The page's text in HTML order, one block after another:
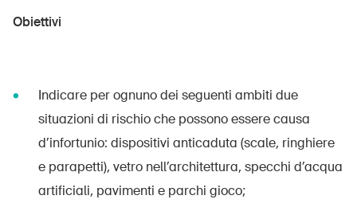
Obiettivi
Indicare per ognuno dei seguenti ambiti due
situazioni di rischio che possono essere causa
d’infortunio: dispositivi anticaduta (scale, ringhiere
e parapetti), vetro nell’architettura, specchi d’acqua
artificiali, pavimenti e parchi gioco;